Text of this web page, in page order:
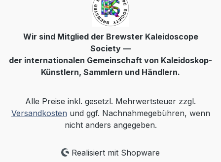
Wir sind Mitglied der Brewster Kaleidoscope
Society —
der internationalen Gemeinschaft von Kaleidoskop-
Künstlern, Sammlern und Händlern.
Alle Preise inkl. gesetzl. Mehrwertsteuer zzgl.
Versandkosten und ggf. Nachnahmegebühren, wenn
nicht anders angegeben.
Realisiert mit Shopware